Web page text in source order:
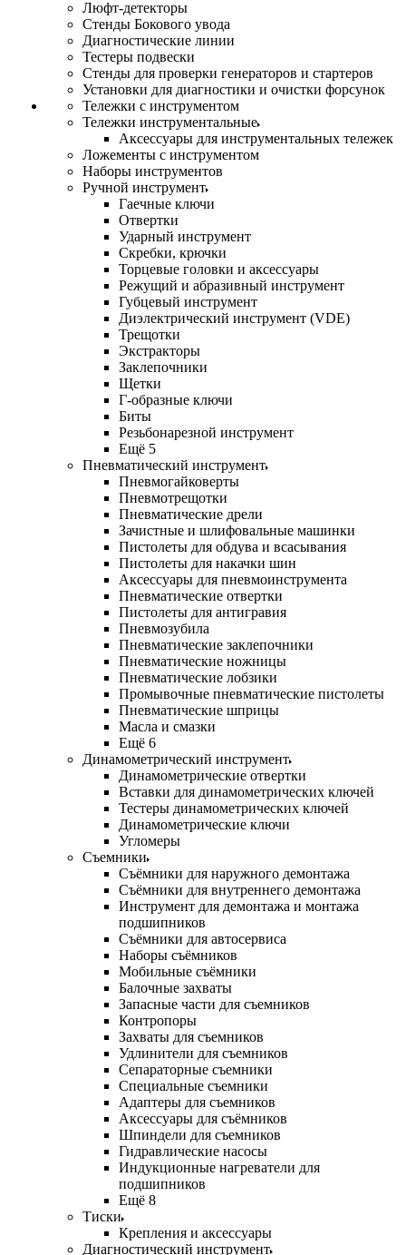
Люфт-детекторы
Стенды Бокового увода
Диагностические линии
Тестеры подвески
Стенды для проверки генераторов и стартеров
Установки для диагностики и очистки форсунок
Тележки с инструментом
Тележки инструментальные
Аксессуары для инструментальных тележек
Ложементы с инструментом
Наборы инструментов
Ручной инструмент
Гаечные ключи
Отвертки
Ударный инструмент
Скребки, крючки
Торцевые головки и аксессуары
Режущий и абразивный инструмент
Губцевый инструмент
Диэлектрический инструмент (VDE)
Трещотки
Экстракторы
Заклепочники
Щетки
Г-образные ключи
Биты
Резьбонарезной инструмент
Ещё 5
Пневматический инструмент
Пневмогайковерты
Пневмотрещотки
Пневматические дрели
Зачистные и шлифовальные машинки
Пистолеты для обдува и всасывания
Пистолеты для накачки шин
Аксессуары для пневмоинструмента
Пневматические отвертки
Пистолеты для антигравия
Пневмозубила
Пневматические заклепочники
Пневматические ножницы
Пневматические лобзики
Промывочные пневматические пистолеты
Пневматические шприцы
Масла и смазки
Ещё 6
Динамометрический инструмент
Динамометрические отвертки
Вставки для динамометрических ключей
Тестеры динамометрических ключей
Динамометрические ключи
Угломеры
Съемники
Съёмники для наружного демонтажа
Съёмники для внутреннего демонтажа
Инструмент для демонтажа и монтажа
подшипников
Съёмники для автосервиса
Наборы съёмников
Мобильные съёмники
Балочные захваты
Запасные части для съемников
Контропоры
Захваты для съемников
Удлинители для съемников
Сепараторные съемники
Специальные съемники
Адаптеры для съемников
Аксессуары для съёмников
Шпиндели для съемников
Гидравлические насосы
Индукционные нагреватели для
подшипников
Ещё 8
Тиски
Крепления и аксессуары
Диагностический инструмент